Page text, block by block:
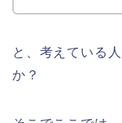
と、考えている
か？